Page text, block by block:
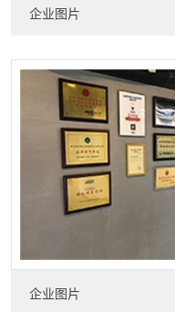
企业图片
企业图片